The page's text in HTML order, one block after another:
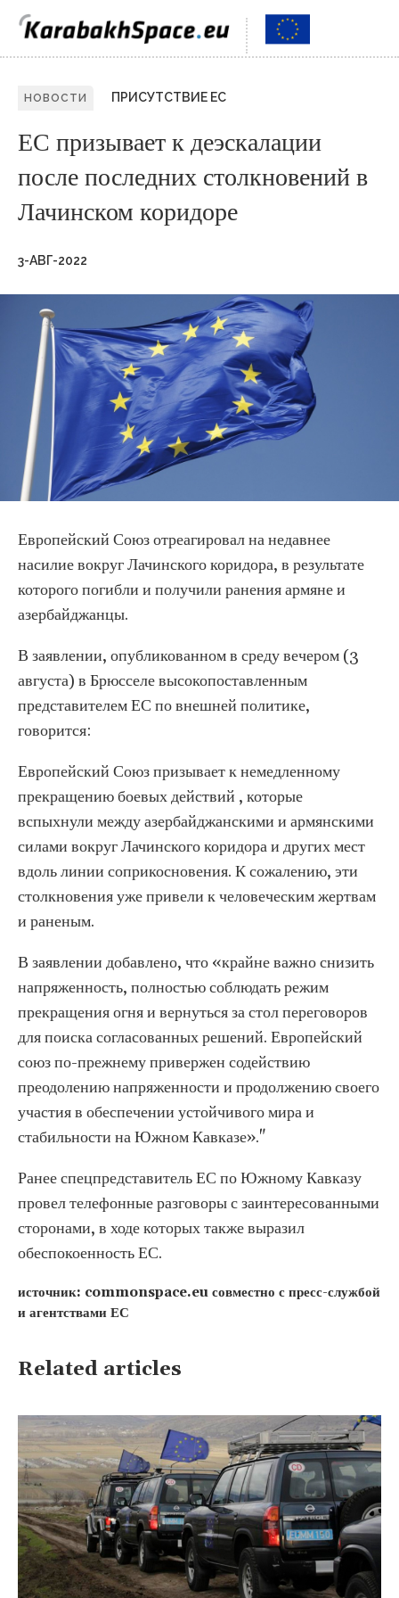
НОВОСТИ ПРИСУТСТВИЕ ЕС
ЕС призывает к деэскалации
после последних столкновений в
Лачинском коридоре
3-АВГ-2022
Европейский Союз отреагировал на недавнее
насилие вокруг Лачинского коридора, в результате
которого погибли и получили ранения армяне и
азербайджанцы.
В заявлении, опубликованном в среду вечером (3
августа) в Брюсселе высокопоставленным
представителем ЕС по внешней политике,
говорится:
Европейский Союз призывает к немедленному
прекращению боевых действий , которые
вспыхнули между азербайджанскими и армянскими
силами вокруг Лачинского коридора и других мест
вдоль линии соприкосновения. К сожалению, эти
столкновения уже привели к человеческим жертвам
и раненым.
В заявлении добавлено, что «крайне важно снизить
напряженность, полностью соблюдать режим
прекращения огня и вернуться за стол переговоров
для поиска согласованных решений. Европейский
союз по-прежнему привержен содействию
преодолению напряженности и продолжению своего
участия в обеспечении устойчивого мира и
стабильности на Южном Кавказе».​​"
Ранее спецпредставитель ЕС по Южному Кавказу
провел телефонные разговоры с заинтересованными
сторонами, в ходе которых также выразил
обеспокоенность ЕС.
источник: commonspace.eu совместно с пресс-службой
и агентствами ЕС
Related articles